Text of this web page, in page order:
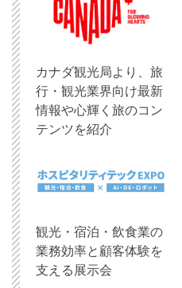
​カナダ観光局より、旅
行・観光業界向け最新
情報や心輝く旅のコン
テンツを紹介
観光・宿泊・飲食業の
業務効率と顧客体験を
支える展示会